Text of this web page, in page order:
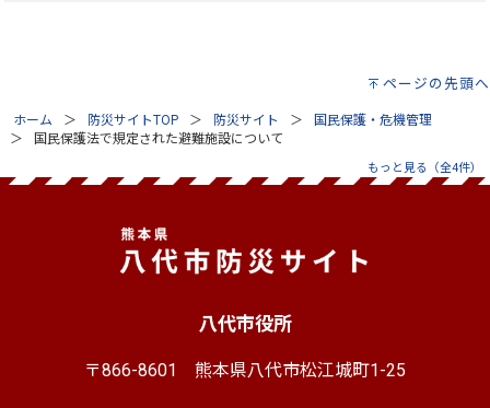
ページの先頭へ
ホーム 防災サイトTOP 防災サイト
国民保護・危機管理
国民保護法で規定された避難施設について
もっと見る（全4件）
八代市役所
〒866-8601 熊本県八代市松江城町1-25